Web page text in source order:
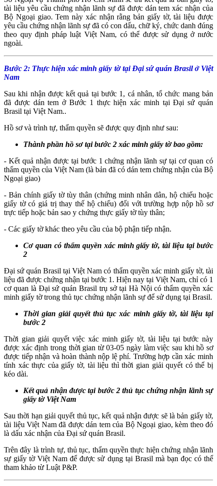
tài liệu yêu cầu chứng nhận lãnh sự đã được dán tem xác nhận của
Bộ Ngoại giao. Tem này xác nhận rằng bản giấy tờ, tài liệu được
yêu cầu chứng nhận lãnh sự đã có con dấu, chữ ký, chức danh đúng
theo quy định pháp luật Việt Nam, có thể được sử dụng ở nước
ngoài.
Bước 2: Thực hiện xác minh giấy tờ tại Đại sứ quán Brasil ở Việt
Nam
Sau khi nhận được kết quả tại bước 1, cá nhân, tổ chức mang bản
đã được dán tem ở Bước 1 thực hiện xác minh tại Đại sứ quán
Brasil tại Việt Nam..
Hồ sơ và trình tự, thẩm quyền sẽ được quy định như sau:
Thành phần hồ sơ tại bước 2 xác minh giấy tờ bao gồm:
- Kết quả nhận được tại bước 1 chứng nhận lãnh sự tại cơ quan có
thẩm quyền của Việt Nam (là bản đã có dán tem chứng nhận của Bộ
Ngoại giao)
- Bản chính giấy tờ tùy thân (chứng minh nhân dân, hộ chiếu hoặc
giấy tờ có giá trị thay thế hộ chiếu) đối với trường hợp nộp hồ sơ
trực tiếp hoặc bản sao y chứng thực giấy tờ tùy thân;
- Các giấy tờ khác theo yêu cầu của bộ phận tiếp nhận.
Cơ quan có thẩm quyền xác minh giấy tờ, tài liệu tại bước
2
Đại sứ quán Brasil tại Việt Nam có thẩm quyền xác minh giấy tờ, tài
liệu đã được chứng nhận tại bước 1. Hiện nay tại Việt Nam, chỉ có 1
cơ quan là Đại sứ quán Brasil trụ sở tại Hà Nội có thẩm quyền xác
minh giấy tờ trong thủ tục chứng nhận lãnh sự để sử dụng tại Brasil.
Thời gian giải quyết thủ tục xác minh giấy tờ, tài liệu tại
bước 2
Thời gian giải quyết việc xác minh giấy tờ, tài liệu tại bước này
được xác định trong thời gian từ 03-05 ngày làm việc sau khi hồ sơ
được tiếp nhận và hoàn thành nộp lệ phí. Trường hợp cần xác minh
tính xác thực của giấy tờ, tài liệu thì thời gian giải quyết có thể bị
kéo dài.
Kết quả nhận được tại bước 2 thủ tục chứng nhận lãnh sự
giấy tờ Việt Nam
Sau thời hạn giải quyết thủ tục, kết quả nhận được sẽ là bản giấy tờ,
tài liệu Việt Nam đã được dán tem của Bộ Ngoại giao, kèm theo đó
là dấu xác nhận của Đại sứ quán Brasil.
Trên đây là trình tự, thủ tục, thẩm quyền thực hiện chứng nhận lãnh
sự giấy tờ Việt Nam để được sử dụng tại Brasil mà bạn đọc có thể
tham khảo từ Luật P&P.